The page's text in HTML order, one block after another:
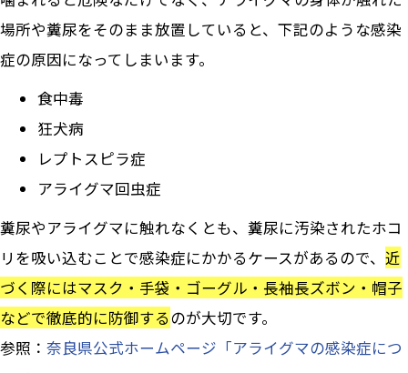
場所や糞尿をそのまま放置していると、下記のような感染
症の原因になってしまいます。
食中毒
狂犬病
レプトスピラ症
アライグマ回虫症
糞尿やアライグマに触れなくとも、糞尿に汚染されたホコ
リを吸い込むことで感染症にかかるケースがあるので、 近
づく際にはマスク・手袋・ゴーグル・長袖長ズボン・帽子
などで徹底的に防御するのが大切です。
参照： 奈良県公式ホームページ「アライグマの感染症につ